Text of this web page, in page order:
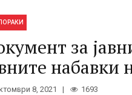
за
набавки
8, 2021 1693